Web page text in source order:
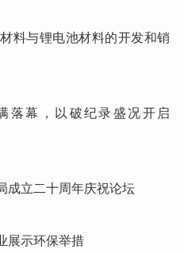
料与锂电池材料的开发和销
落幕，以破纪录盛况开启
成立二十周年庆祝论坛
示环保举措